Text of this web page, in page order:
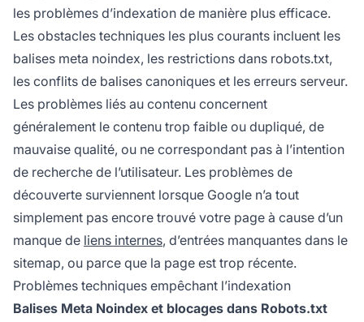
les problèmes d’indexation de manière plus efficace.
Les obstacles techniques les plus courants incluent les
balises meta noindex, les restrictions dans robots.txt,
les conflits de balises canoniques et les erreurs serveur.
Les problèmes liés au contenu concernent
généralement le contenu trop faible ou dupliqué, de
mauvaise qualité, ou ne correspondant pas à l’intention
de recherche de l’utilisateur. Les problèmes de
découverte surviennent lorsque Google n’a tout
simplement pas encore trouvé votre page à cause d’un
manque de liens internes, d’entrées manquantes dans le
sitemap, ou parce que la page est trop récente.
Problèmes techniques empêchant l’indexation
Balises Meta Noindex et blocages dans Robots.txt